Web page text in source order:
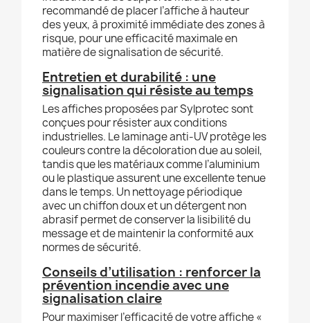
recommandé de placer l’affiche à hauteur
des yeux, à proximité immédiate des zones à
risque, pour une efficacité maximale en
matière de signalisation de sécurité.
Entretien et durabilité : une
signalisation qui résiste au temps
Les affiches proposées par Sylprotec sont
conçues pour résister aux conditions
industrielles. Le laminage anti-UV protège les
couleurs contre la décoloration due au soleil,
tandis que les matériaux comme l’aluminium
ou le plastique assurent une excellente tenue
dans le temps. Un nettoyage périodique
avec un chiffon doux et un détergent non
abrasif permet de conserver la lisibilité du
message et de maintenir la conformité aux
normes de sécurité.
Conseils d’utilisation : renforcer la
prévention incendie avec une
signalisation claire
Pour maximiser l’efficacité de votre affiche «